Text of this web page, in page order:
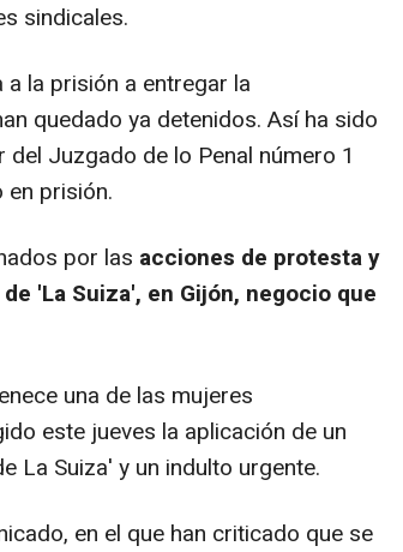
sindicales.
a la prisión a entregar la
quedado ya detenidos. Así ha sido
Juzgado de lo Penal número 1
prisión.
por las acciones de protesta y
'La Suiza', en Gijón, negocio que
una de las mujeres
este jueves la aplicación de un
La Suiza' y un indulto urgente.
en el que han criticado que se